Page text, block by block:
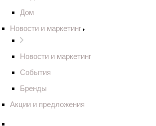
Дом
Новости и маркетинг
Новости и маркетинг
События
Бренды
Акции и предложения